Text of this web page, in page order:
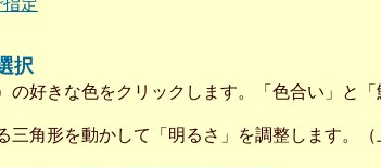
定
択
の好きな色をクリックします。「色合い」と
角形を動かして「明るさ」を調整します。（